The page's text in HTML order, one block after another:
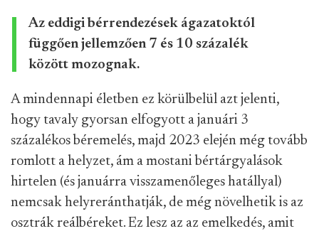
Az eddigi bérrendezések ágazatoktól
függően jellemzően 7 és 10 százalék
között mozognak.
A mindennapi életben ez körülbelül azt jelenti,
hogy tavaly gyorsan elfogyott a januári 3
százalékos béremelés, majd 2023 elején még tovább
romlott a helyzet, ám a mostani bértárgyalások
hirtelen (és januárra visszamenőleges hatállyal)
nemcsak helyreránthatják, de még növelhetik is az
osztrák reálbéreket. Ez lesz az az emelkedés, amit